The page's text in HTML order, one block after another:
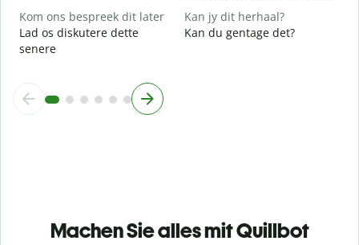
Kom ons bespreek dit later
Lad os diskutere dette
senere
Kan jy dit herhaal?
Kan du gentage det?
Machen Sie alles mit Quillbot